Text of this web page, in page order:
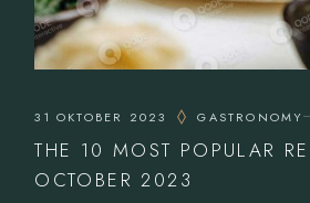
31 OKTOBER 2023 GASTRONOMY
THE 10 MOST POPULAR
OCTOBER 2023